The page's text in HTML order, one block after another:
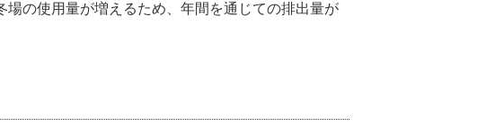
の使用量が増えるため、年間を通じての排出量が